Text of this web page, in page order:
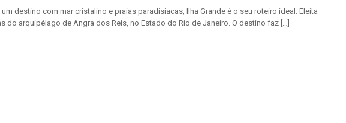
destino com mar cristalino e praias paradisíacas, Ilha Grande é o seu roteiro ideal. Eleita
do arquipélago de Angra dos Reis, no Estado do Rio de Janeiro. O destino faz […]